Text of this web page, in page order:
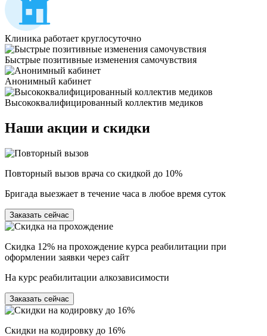
Клиника работает круглосуточно
Быстрые позитивные изменения самочувствия
Анонимный кабинет
Высококвалифицированный коллектив медиков
Наши акции и скидки
Повторный вызов врача со скидкой до 10%
Бригада выезжает в течение часа в любое время суток
Заказать сейчас
Скидка 12% на прохождение курса реабилитации при
оформлении заявки через сайт
На курс реабилитации алкозависимости
Заказать сейчас
Скидки на кодировку до 16%